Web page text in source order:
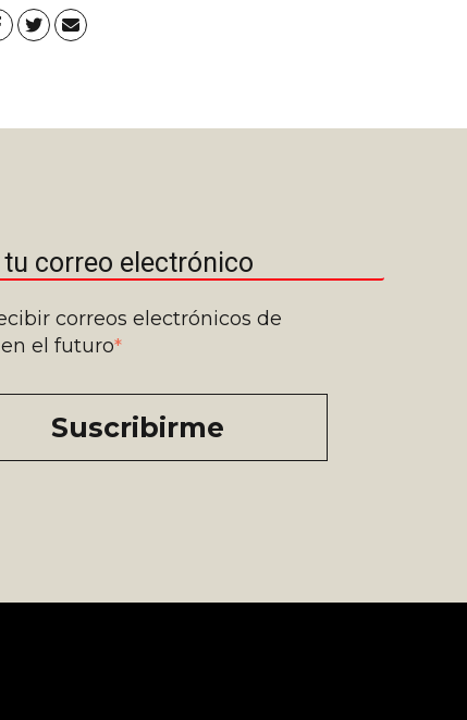
correos electrónicos de
el futuro*